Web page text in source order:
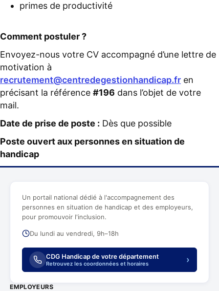
primes de productivité
Comment postuler ?
Envoyez-nous votre CV accompagné d’une lettre de
motivation à
recrutement@centredegestionhandicap.fr en
précisant la référence #196 dans l’objet de votre
mail.
Date de prise de poste : Dès que possible
Poste ouvert aux personnes en situation de
handicap
Un portail national dédié à l'accompagnement des
personnes en situation de handicap et des employeurs,
pour promouvoir l'inclusion.
Du lundi au vendredi, 9h–18h
CDG Handicap de votre département
Retrouvez les coordonnées et horaires ›
EMPLOYEURS